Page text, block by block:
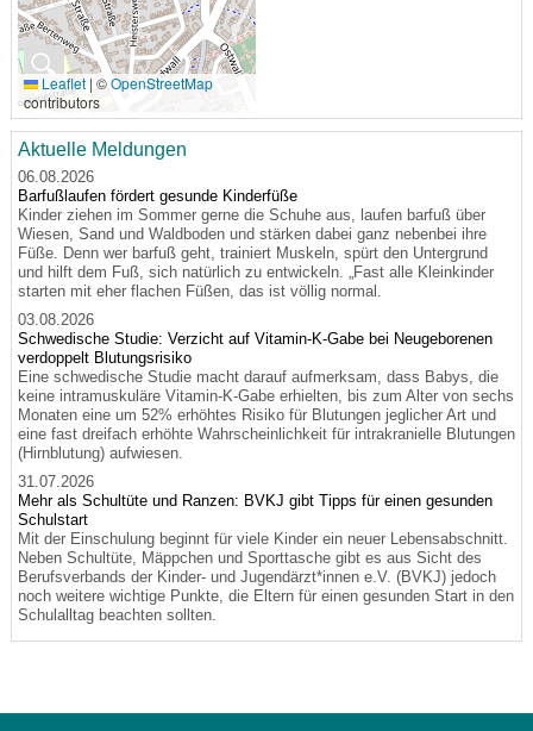
🔍
Leaflet | ©OpenStreetMap
contributors
Aktuelle Meldungen
06.08.2026
Barfußlaufen fördert gesunde Kinderfüße
Kinder ziehen im Sommer gerne die Schuhe aus, laufen barfuß über
Wiesen, Sand und Waldboden und stärken dabei ganz nebenbei ihre
Füße. Denn wer barfuß geht, trainiert Muskeln, spürt den Untergrund
und hilft dem Fuß, sich natürlich zu entwickeln. „Fast alle Kleinkinder
starten mit eher flachen Füßen, das ist völlig normal.
03.08.2026
Schwedische Studie: Verzicht auf Vitamin-K-Gabe bei Neugeborenen
verdoppelt Blutungsrisiko
Eine schwedische Studie macht darauf aufmerksam, dass Babys, die
keine intramuskuläre Vitamin-K-Gabe erhielten, bis zum Alter von sechs
Monaten eine um 52% erhöhtes Risiko für Blutungen jeglicher Art und
eine fast dreifach erhöhte Wahrscheinlichkeit für intrakranielle Blutungen
(Hirnblutung) aufwiesen.
31.07.2026
Mehr als Schultüte und Ranzen: BVKJ gibt Tipps für einen gesunden
Schulstart
Mit der Einschulung beginnt für viele Kinder ein neuer Lebensabschnitt.
Neben Schultüte, Mäppchen und Sporttasche gibt es aus Sicht des
Berufsverbands der Kinder- und Jugendärzt*innen e.V. (BVKJ) jedoch
noch weitere wichtige Punkte, die Eltern für einen gesunden Start in den
Schulalltag beachten sollten.